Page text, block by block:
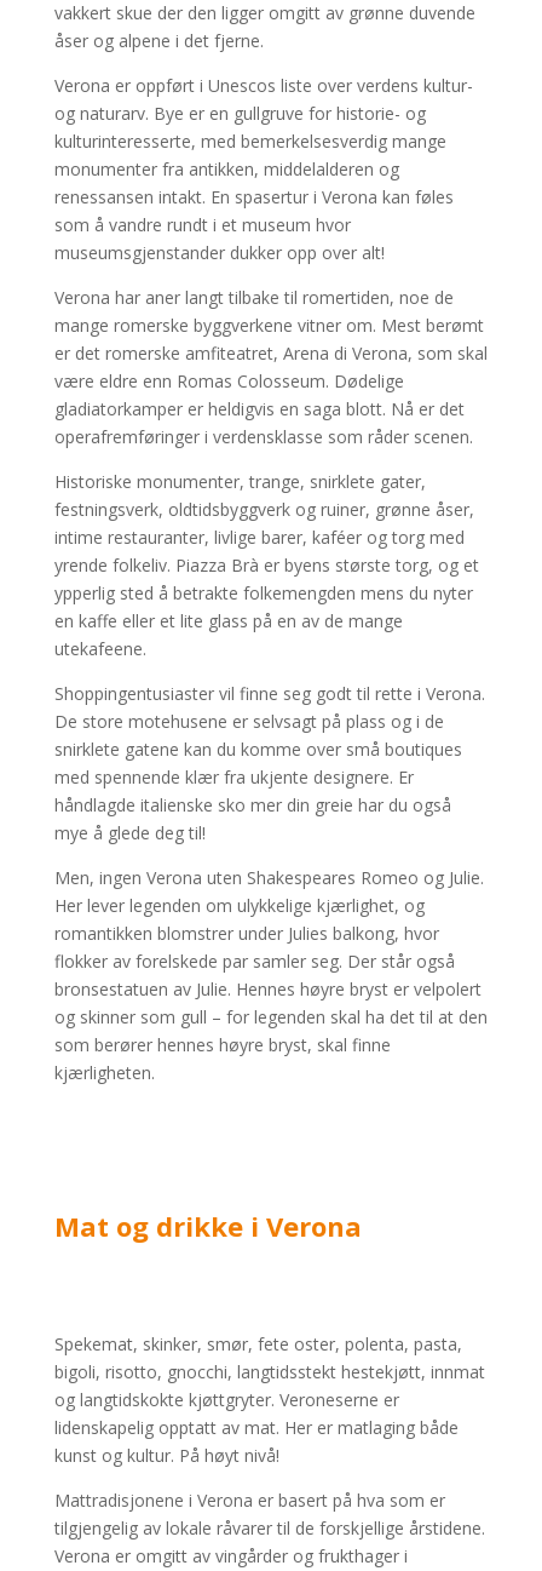
vakkert skue der den ligger omgitt av grønne duvende
åser og alpene i det fjerne.
Verona er oppført i Unescos liste over verdens kultur-
og naturarv. Bye er en gullgruve for historie- og
kulturinteresserte, med bemerkelsesverdig mange
monumenter fra antikken, middelalderen og
renessansen intakt. En spasertur i Verona kan føles
som å vandre rundt i et museum hvor
museumsgjenstander dukker opp over alt!
Verona har aner langt tilbake til romertiden, noe de
mange romerske byggverkene vitner om. Mest berømt
er det romerske amfiteatret, Arena di Verona, som skal
være eldre enn Romas Colosseum. Dødelige
gladiatorkamper er heldigvis en saga blott. Nå er det
operafremføringer i verdensklasse som råder scenen.
Historiske monumenter, trange, snirklete gater,
festningsverk, oldtidsbyggverk og ruiner, grønne åser,
intime restauranter, livlige barer, kaféer og torg med
yrende folkeliv. Piazza Brà er byens største torg, og et
ypperlig sted å betrakte folkemengden mens du nyter
en kaffe eller et lite glass på en av de mange
utekafeene.
Shoppingentusiaster vil finne seg godt til rette i Verona.
De store motehusene er selvsagt på plass og i de
snirklete gatene kan du komme over små boutiques
med spennende klær fra ukjente designere. Er
håndlagde italienske sko mer din greie har du også
mye å glede deg til!
Men, ingen Verona uten Shakespeares Romeo og Julie.
Her lever legenden om ulykkelige kjærlighet, og
romantikken blomstrer under Julies balkong, hvor
flokker av forelskede par samler seg. Der står også
bronsestatuen av Julie. Hennes høyre bryst er velpolert
og skinner som gull – for legenden skal ha det til at den
som berører hennes høyre bryst, skal finne
kjærligheten.
Mat og drikke i Verona
Spekemat, skinker, smør, fete oster, polenta, pasta,
bigoli, risotto, gnocchi, langtidsstekt hestekjøtt, innmat
og langtidskokte kjøttgryter. Veroneserne er
lidenskapelig opptatt av mat. Her er matlaging både
kunst og kultur. På høyt nivå!
Mattradisjonene i Verona er basert på hva som er
tilgjengelig av lokale råvarer til de forskjellige årstidene.
Verona er omgitt av vingårder og frukthager i